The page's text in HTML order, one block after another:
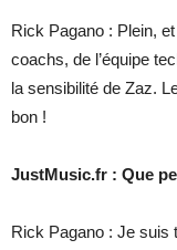
Rick Pagano : Plein,
coachs, de l’équipe
la sensibilité de Zaz.
bon !
JustMusic.fr : Que
Rick Pagano : Je suis